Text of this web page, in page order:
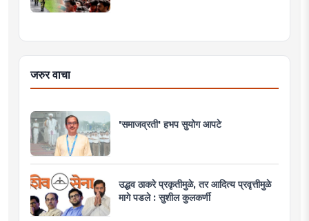
जरुर वाचा
'समाजव्रती' हभप सुयोग आपटे
उद्धव ठाकरे प्रकृतीमुळे, तर आदित्य प्रवृत्तीमुळे
मागे पडले : सुशील कुलकर्णी